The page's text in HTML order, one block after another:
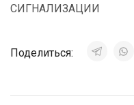
СИГНАЛИЗАЦИИ
Поделиться: